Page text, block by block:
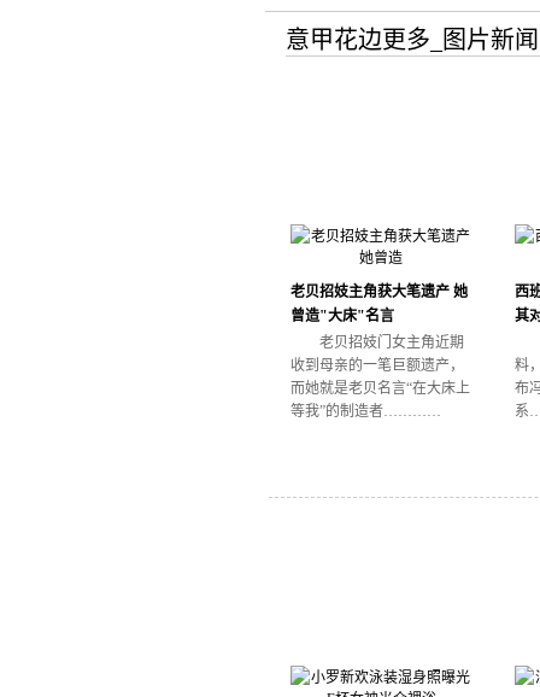
意甲花边更多_图片新闻
老贝招妓主角获大笔遗产 她
曾造"大床"名言
老贝招妓门女主角近期
收到母亲的一笔巨额遗产，
而她就是老贝名言“在大床上
等我”的制造者…………
西
其
料
布
系